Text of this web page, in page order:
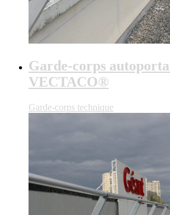
Garde-corps
VECTACO®
Garde-corps technique